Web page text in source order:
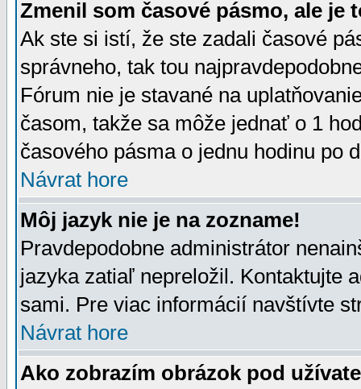
Zmenil som časové pásmo, ale je
Ak ste si istí, že ste zadali časové
správneho, tak tou
Fórum nie je stavané na
časom, takže sa môže jednať o 1
časového pásma o jednu hodinu po
Návrat hore
Môj jazyk nie je na zozname!
Pravdepodobne administrátor
jazyka zatiaľ nepreložil. Kontaktujte
sami. Pre viac informácií navštívte
Návrat hore
Ako zobrazím obrázok pod